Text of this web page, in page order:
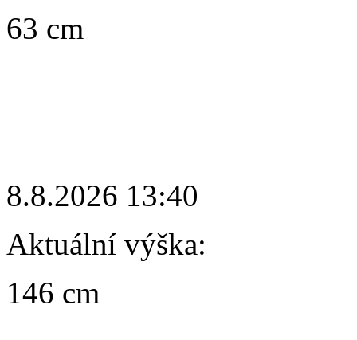
63 cm
8.8.2026 13:40
Aktuální výška:
146 cm